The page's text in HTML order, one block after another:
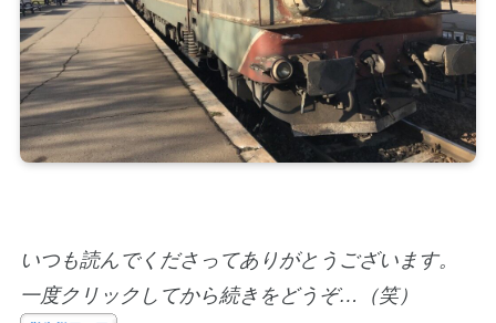
いつも読んでくださってありがとうございます。
一度クリックしてから続きをどうぞ…（笑）